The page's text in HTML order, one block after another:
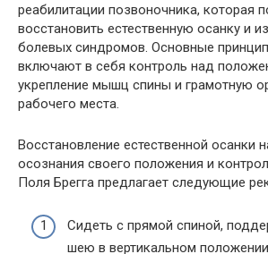
реабилитации позвоночника, которая
восстановить естественную осанку и
болевых синдромов. Основные
включают в себя контроль над
укрепление мышц спины и грамотную
рабочего места.
Восстановление естественной осанки
осознания своего положения и
Поля Брегга предлагает следующие
Сидеть с прямой спиной,
шею в вертикальном